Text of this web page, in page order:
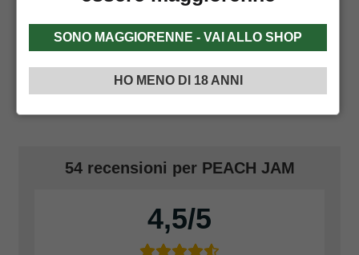
eseguita una verifica preliminare dei documenti e
dell’indirizzo di spedizione prima di procedere con
l’invio.
Per maggiori dettagli, consulta i nostriTermini e
54 recensioni per PEACH JAM
4,5
SONO MAGGIORENNE - VAI ALLO SHOP
HO MENO DI 18 ANNI